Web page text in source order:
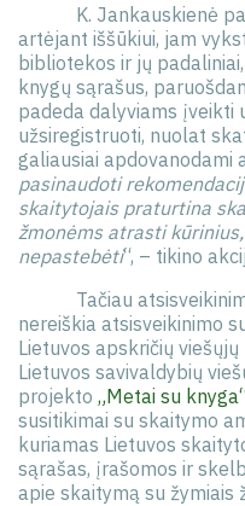
K. Jankauskienė
artėjant iššūkiui, jam
bibliotekos ir jų
knygų sąrašus,
padeda dalyviams įveikti
užsiregistruoti, nuolat
galiausiai apdovanodami
pasinaudoti
skaitytojais praturtina
žmonėms atrasti
nepastebėti“, – tikino
Tačiau
nereiškia atsisveikinimo
Lietuvos apskričių
Lietuvos savivaldybių
projekto „Metai su
susitikimai su skaitymo
kuriamas Lietuvos
sąrašas, įrašomos ir
apie skaitymą su žymiais